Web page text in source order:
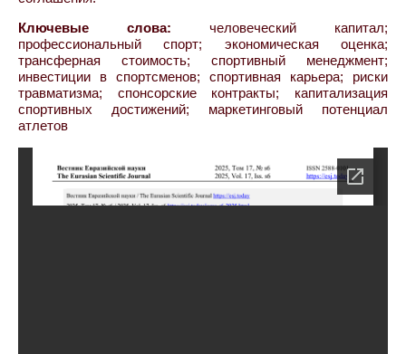
Ключевые слова: человеческий капитал;
профессиональный спорт; экономическая оценка;
трансферная стоимость; спортивный менеджмент;
инвестиции в спортсменов; спортивная карьера; риски
травматизма; спонсорские контракты; капитализация
спортивных достижений; маркетинговый потенциал
атлетов